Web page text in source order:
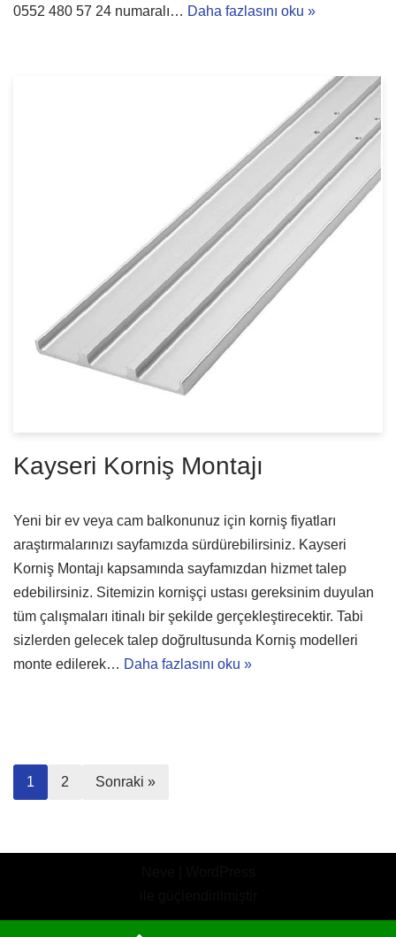
0552 480 57 24 numaralı… Daha fazlasını oku »
Kayseri Korniş Montajı
Yeni bir ev veya cam balkonunuz için korniş fiyatları
araştırmalarınızı sayfamızda sürdürebilirsiniz. Kayseri
Korniş Montajı kapsamında sayfamızdan hizmet talep
edebilirsiniz. Sitemizin kornişçi ustası gereksinim duyulan
tüm çalışmaları itinalı bir şekilde gerçekleştirecektir. Tabi
sizlerden gelecek talep doğrultusunda Korniş modelleri
monte edilerek… Daha fazlasını oku »
1 2 Sonraki »
Korniş Modelleri